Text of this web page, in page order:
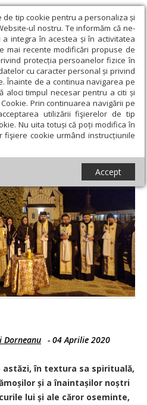
de tip cookie pentru a personaliza și
ul nostru. Te informăm că ne-
integra în acestea și în activitatea
mai recente modificări propuse de
protecția persoanelor fizice în
cu caracter personal și privind
Înainte de a continua navigarea pe
aloci timpul necesar pentru a citi și
Prin continuarea navigării pe
utilizării fişierelor de tip
Nu uita totuși că poți modifica în
fişiere cookie urmând instrucțiunile
Accept
› In memoriam › Gânduri
Gabriel Mazilu
părintelui Cristian-
Dorneanu - 04 Aprilie 2020
în textura sa spirituală,
și a înaintașilor noștri
lui și ale căror oseminte,